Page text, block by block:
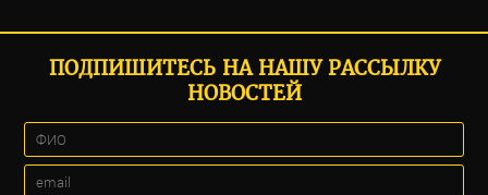
ПОДПИШИТЕСЬ НА НАШУ РАССЫЛКУ
НОВОСТЕЙ